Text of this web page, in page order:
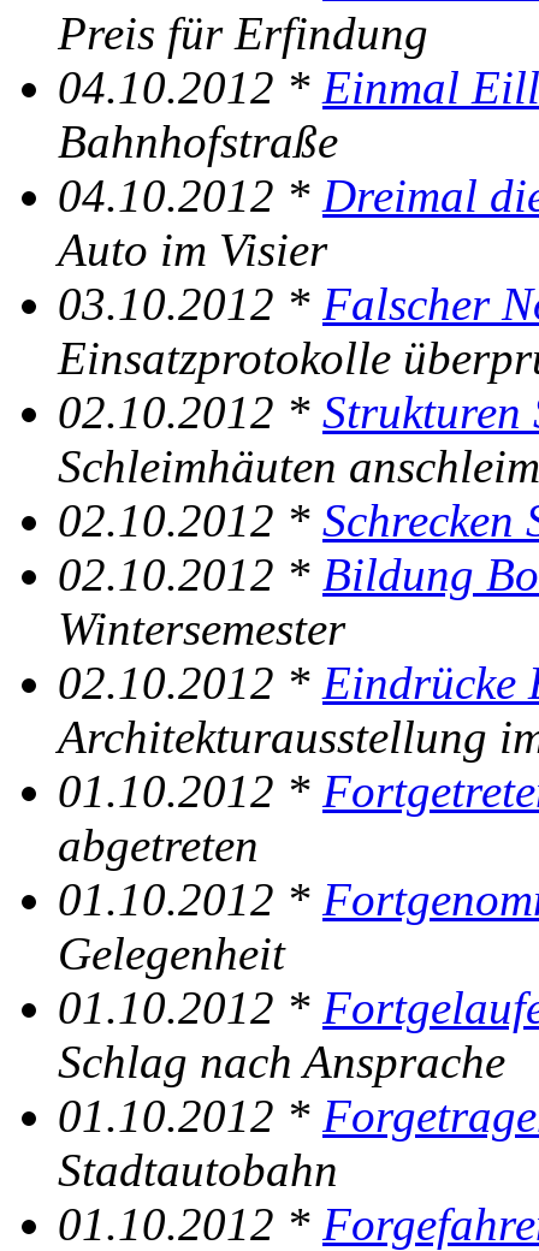
Preis für Erfindung
04.10.2012 * Einmal
Bahnhofstraße
04.10.2012 * Dreimal
Auto im Visier
03.10.2012 * Falscher
Einsatzprotokolle
02.10.2012 * Strukturen
Schleimhäuten
02.10.2012 * Schrecken
02.10.2012 * Bildung
Wintersemester
02.10.2012 * Eindrücke
Architekturausstellung
01.10.2012 *
abgetreten
01.10.2012 *
Gelegenheit
01.10.2012 *
Schlag nach Ansprache
01.10.2012 *
Stadtautobahn
01.10.2012 *